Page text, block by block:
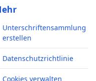
Unterschriftensammlung
erstellen
Datenschutzrichtlinie
Cookies verwalten